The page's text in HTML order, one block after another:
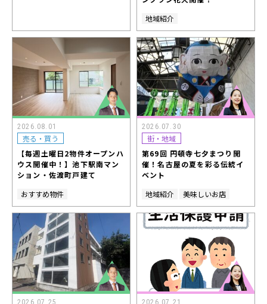
地域紹介
2026.08.01
売る・買う
【毎週土曜日2物件オープンハ
ウス開催中！】池下駅南マン
ション・佐渡町戸建て
おすすめ物件
2026.07.30
街・地域
第69回 円頓寺七夕まつり開
催！名古屋の夏を彩る伝統イ
ベント
地域紹介
美味しいお店
2026.07.25 2026.07.21